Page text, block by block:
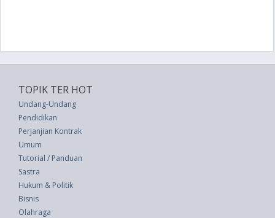
TOPIK TER HOT
Undang-Undang
Pendidikan
Perjanjian Kontrak
Umum
Tutorial / Panduan
Sastra
Hukum & Politik
Bisnis
Olahraga